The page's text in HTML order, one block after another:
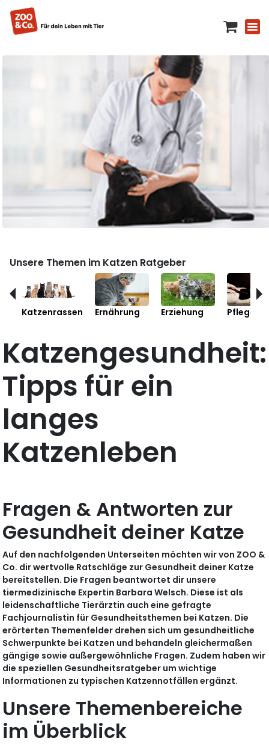
Unsere Themen im Katzen Ratgeber
Katzenrassen Ernährung Erziehung Pflege
Katzengesundheit:
Tipps für ein
langes
Katzenleben
Fragen & Antworten zur
Gesundheit deiner Katze
Auf den nachfolgenden Unterseiten möchten wir von ZOO &
Co. dir wertvolle Ratschläge zur Gesundheit deiner Katze
bereitstellen. Die Fragen beantwortet dir unsere
tiermedizinische Expertin Barbara Welsch. Diese ist als
leidenschaftliche Tierärztin auch eine gefragte
Fachjournalistin für Gesundheitsthemen bei Katzen. Die
erörterten Themenfelder drehen sich um gesundheitliche
Schwerpunkte bei Katzen und behandeln gleichermaßen
gängige sowie außergewöhnliche Fragen. Zudem haben wir
die speziellen Gesundheitsratgeber um wichtige
Informationen zu typischen Katzennotfällen ergänzt.
Unsere Themenbereiche
im Überblick